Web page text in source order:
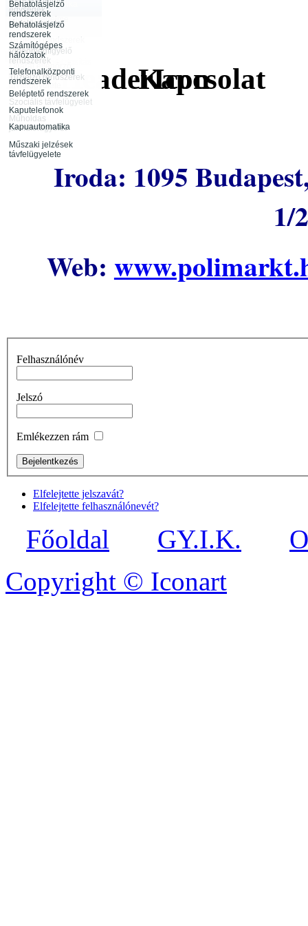
egységek
vagyonvédelme
Rendészeti
tevékenység
Rendezvénybiztosítás
Behatolásjelző
rendszerek
távfelügyelete
Tűzjelző rendszerek
távfelügyelete
Őrjárat ellenőrző
rendszerek
távfelügyelete
Szociális távfelügyelet
Műholdas
járműfelügyelet
Műszaki jelzések
távfelügyelete
Biztonságtechnika
Behatolásjelző
rendszerek
Videómegfigyelő
rendszerek
Tűzjelző rendszerek
Beléptető rendszerek
Kaputelefonok
Kapuautomatika
Infokommunikáció
Számítógépes
hálózatok
Telefonalközponti
rendszerek
Kapcsolat
Iroda: 1095
1/
Web:
Felhasználónév
Jelszó
Emlékezzen rám
Elfelejtette jelszavát?
Elfelejtette felhasználónevét?
Főoldal GY.I.K.
Copyright © Iconart